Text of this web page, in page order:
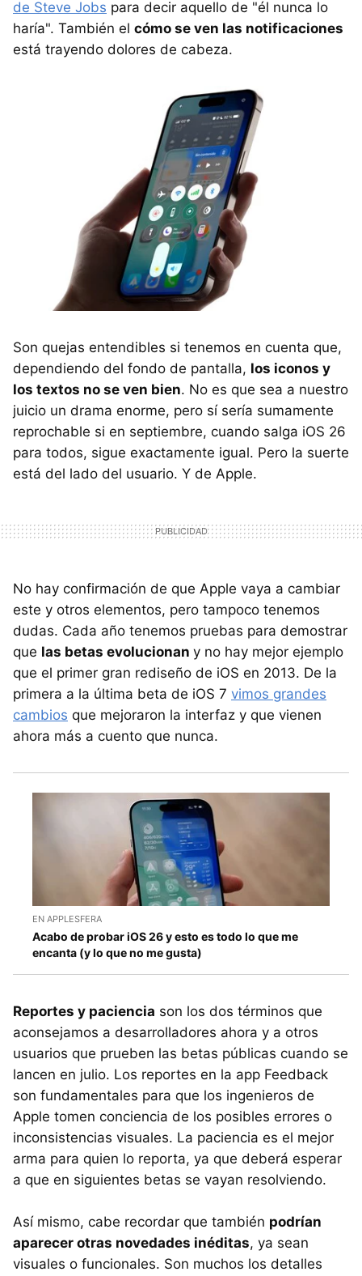
de Steve Jobs para decir aquello de "él nunca lo
haría". También el cómo se ven las notificaciones
está trayendo dolores de cabeza.
Son quejas entendibles si tenemos en cuenta que,
dependiendo del fondo de pantalla, los iconos y
los textos no se ven bien. No es que sea a nuestro
juicio un drama enorme, pero sí sería sumamente
reprochable si en septiembre, cuando salga iOS 26
para todos, sigue exactamente igual. Pero la suerte
está del lado del usuario. Y de Apple.
No hay confirmación de que Apple vaya a cambiar
este y otros elementos, pero tampoco tenemos
dudas. Cada año tenemos pruebas para demostrar
que las betas evolucionan y no hay mejor ejemplo
que el primer gran rediseño de iOS en 2013. De la
primera a la última beta de iOS 7 vimos grandes
cambios que mejoraron la interfaz y que vienen
ahora más a cuento que nunca.
EN APPLESFERA
Acabo de probar iOS 26 y esto es todo lo que me
encanta (y lo que no me gusta)
Reportes y paciencia son los dos términos que
aconsejamos a desarrolladores ahora y a otros
usuarios que prueben las betas públicas cuando se
lancen en julio. Los reportes en la app Feedback
son fundamentales para que los ingenieros de
Apple tomen conciencia de los posibles errores o
inconsistencias visuales. La paciencia es el mejor
arma para quien lo reporta, ya que deberá esperar
a que en siguientes betas se vayan resolviendo.
Así mismo, cabe recordar que también podrían
aparecer otras novedades inéditas, ya sean
visuales o funcionales. Son muchos los detalles